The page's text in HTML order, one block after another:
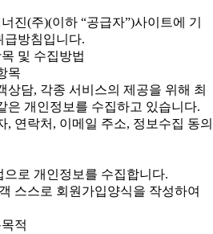
진(주)(이하 “공급자”)사이트에 기
급방침입니다.
및 수집방법
목
상담, 각종 서비스의 제공을 위해 최
은 개인정보를 수집하고 있습니다.
, 연락처, 이메일 주소, 정보수집 동의
로 개인정보를 수집합니다.
스스로 회원가입양식을 작성하여
적